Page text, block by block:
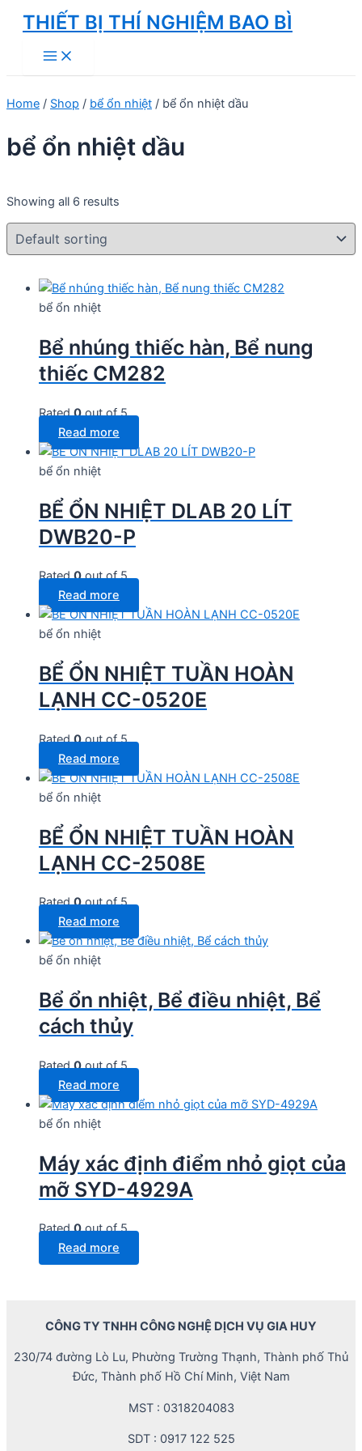
Skip
content
THIẾT BỊ THÍ NGHIỆM BAO BÌ
Main
Menu
Home / Shop / bể ổn nhiệt / bể ổn nhiệt dầu
bể ổn nhiệt dầu
Showing all 6 results
bể ổn nhiệt
Bể nhúng thiếc hàn, Bể nung
thiếc CM282
Rated0out of 5
Read more
bể ổn nhiệt
BỂ ỔN NHIỆT DLAB 20 LÍT
DWB20-P
Rated0out of 5
Read more
bể ổn nhiệt
BỂ ỔN NHIỆT TUẦN HOÀN
LẠNH CC-0520E
Rated0out of 5
Read more
bể ổn nhiệt
BỂ ỔN NHIỆT TUẦN HOÀN
LẠNH CC-2508E
Rated0out of 5
Read more
bể ổn nhiệt
Bể ổn nhiệt, Bể điều nhiệt, Bể
cách thủy
Rated0out of 5
Read more
bể ổn nhiệt
Máy xác định điểm nhỏ giọt của
mỡ SYD-4929A
Rated0out of 5
Read more
CÔNG TY TNHH CÔNG NGHỆ DỊCH VỤ GIA HUY
230/74 đường Lò Lu, Phường Trường Thạnh, Thành phố Thủ
Đức, Thành phố Hồ Chí Minh, Việt Nam
MST : 0318204083
SDT : 0917 122 525